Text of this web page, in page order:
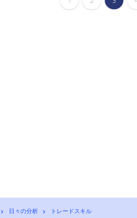
日々の分析 トレードスキル